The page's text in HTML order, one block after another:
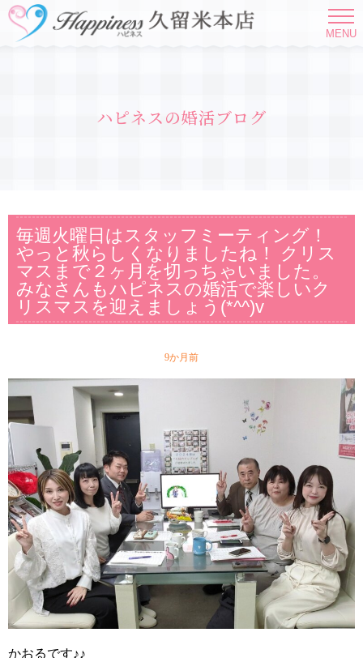
MENU
ハピネスの婚活ブログ
毎週火曜日はスタッフミーティング！
やっと秋らしくなりましたね！ クリス
マスまで２ヶ月を切っちゃいました。
みなさんもハピネスの婚活で楽しいク
リスマスを迎えましょう(*^^)v
9か月前
かおるです♪♪